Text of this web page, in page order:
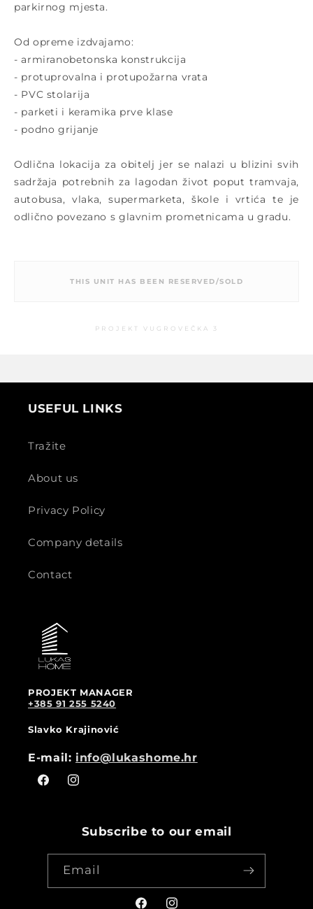
parkirnog mjesta.
Od opreme izdvajamo:
- armiranobetonska konstrukcija
- protuprovalna i protupožarna vrata
- PVC stolarija
- parketi i keramika prve klase
- podno grijanje
Odlična lokacija za obitelj jer se nalazi u blizini svih
sadržaja potrebnih za lagodan život poput tramvaja,
autobusa, vlaka, supermarketa, škole i vrtića te je
odlično povezano s glavnim prometnicama u gradu.
THIS UNIT HAS BEEN RESERVED/SOLD
PROJEKT VUGROVEČKA 3
USEFUL LINKS
Tražite
About us
Privacy Policy
Company details
Contact
PROJEKT MANAGER
+385 91 255 5240
Slavko Krajinović
E-mail: info@lukashome.hr
FacebookInstagram
Subscribe to our email
Email